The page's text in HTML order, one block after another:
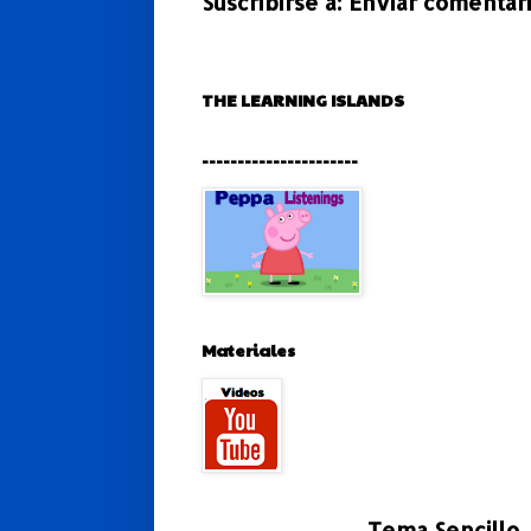
THE LEARNING ISLANDS
----------------------
Materiales